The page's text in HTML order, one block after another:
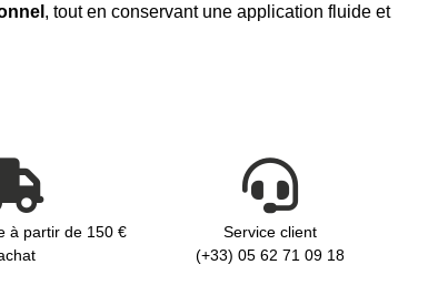
, tout en conservant une application fluide et
à partir de 150 €
Service client
(+33) 05 62 71 09 18